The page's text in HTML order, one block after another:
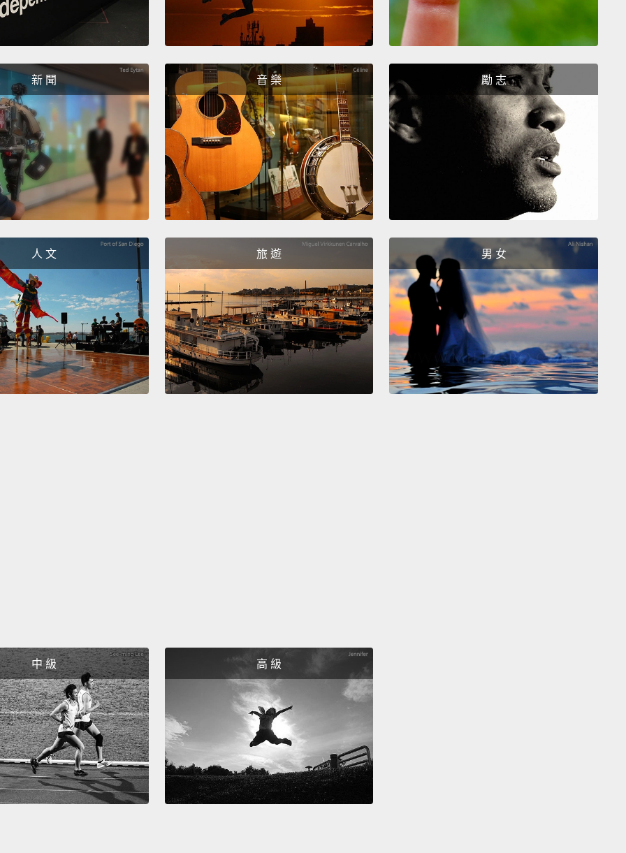
I live alone. It's awesome.
我一個人住。滿不錯的。
Wow, you actually can throw with a spiral.
哇，你還真的會丟旋轉球耶。
Go f*** yourself, buddy.
去你的，老兄。
Hey!
嘿!
I like, you know, a guy who can eat a lot but is still thin.
我喜歡吃很多但還是很苗條的男生。
That was on my Tinder profile: I can eat a lot.
我的 Tinder 個人檔案就有寫這個：我可以吃超多。
新 聞 音 樂 勵 志
人 文 旅 遊 男 女
中 級 高 級